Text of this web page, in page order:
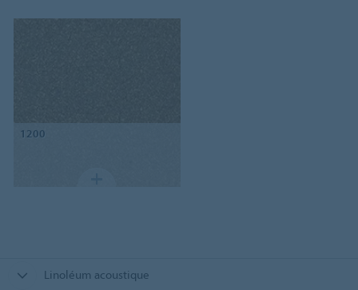
1200
Linoléum acoustique